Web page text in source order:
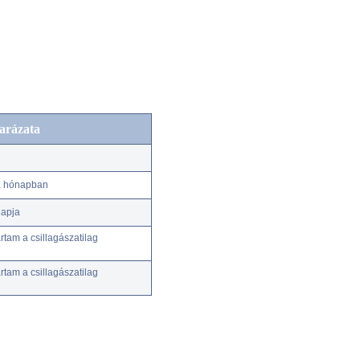
hónapban
a csillagászatilag
a csillagászatilag